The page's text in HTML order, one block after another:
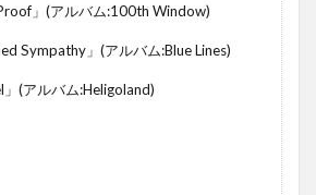
」(アルバム:100th Window)
Sympathy」(アルバム:Blue Lines)
(アルバム:Heligoland)